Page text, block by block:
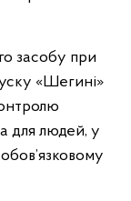
засобу при
«Шегині»
для людей, у